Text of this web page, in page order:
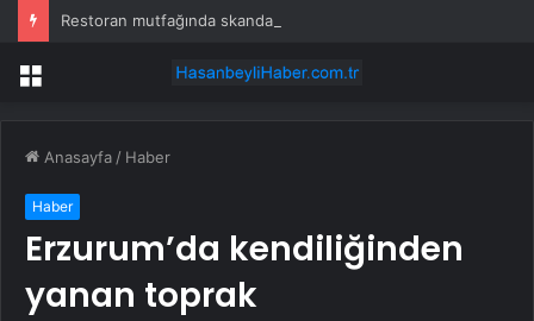
Menü
Anasayfa / Haber
Haber
Erzurum’da kendiliğinden
yanan toprak